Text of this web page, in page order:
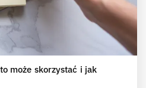
może skorzystać i jak